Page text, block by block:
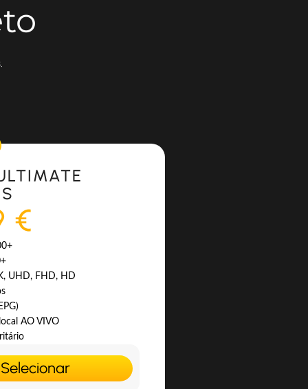
€
UHD, FHD, HD
AO VIVO
Selecionar